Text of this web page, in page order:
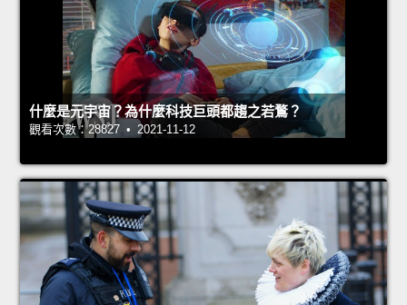
什麼是元宇宙？為什麼科技巨頭都趨之若鶩？
觀看次數：28827 • 2021-11-12